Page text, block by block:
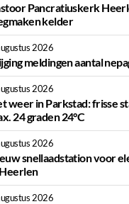
Pancratiuskerk
kelder
2026
meldingen aantal
2026
weer in Parkstad: frisse
24 graden 24°C
2026
snellaadstation voor
2026